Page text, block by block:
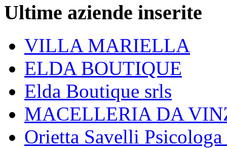
Ultime aziende inserite
VILLA MARIELLA
ELDA BOUTIQUE
Elda Boutique srls
MACELLERIA DA
Orietta Savelli Psicologa